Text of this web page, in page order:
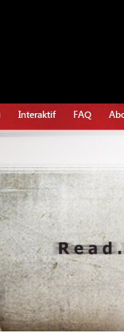
Interaktif FAQ